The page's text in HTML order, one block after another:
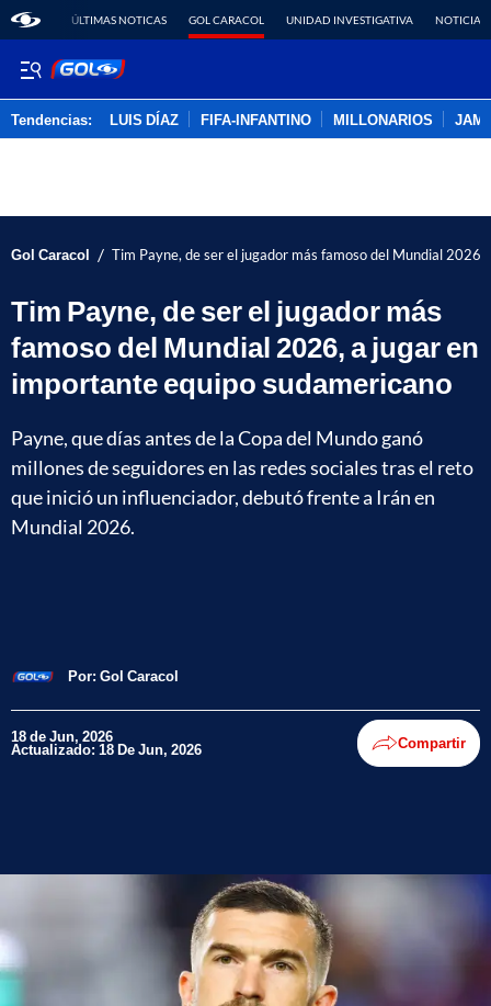
ÚLTIMAS NOTICAS GOL CARACOL UNIDAD INVESTIGATIVA NOTICIAS
Tendencias: LUIS DÍAZ FIFA-INFANTINO MILLONARIOS
Gol Caracol / Tim Payne, de ser el jugador más famoso del Mundial
Tim Payne, de ser el jugador más
famoso del Mundial 2026, a jugar en
importante equipo sudamericano
Payne, que días antes de la Copa del Mundo ganó
millones de seguidores en las redes sociales tras el reto
que inició un influenciador, debutó frente a Irán en
Mundial 2026.
Por: Gol Caracol
18 de Jun, 2026
Actualizado: 18 De Jun, 2026 Compartir